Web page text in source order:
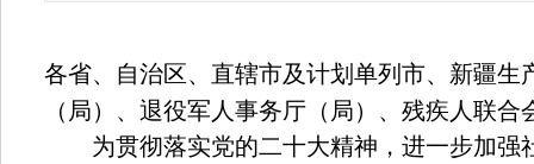
各省、自治区、直辖市及计划单列市、新疆生
（局）、退役军人事务厅（局）、残疾人联
为贯彻落实党的二十大精神，进一步加强